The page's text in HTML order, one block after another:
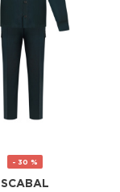
- 30 %
SCABAL